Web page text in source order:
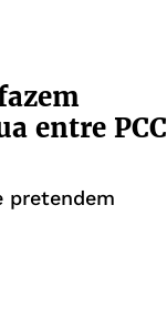
entre PCC
pretendem